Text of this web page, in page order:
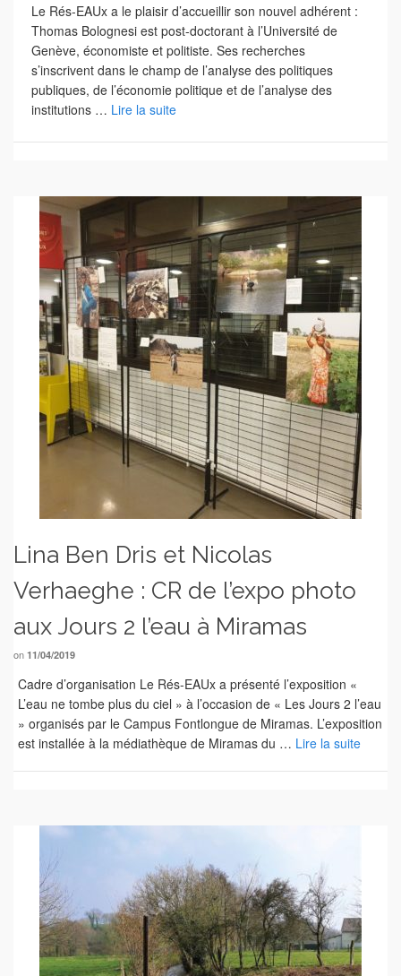
Le Rés-EAUx a le plaisir d’accueillir son nouvel adhérent :
Thomas Bolognesi est post-doctorant à l’Université de
Genève, économiste et politiste. Ses recherches
s’inscrivent dans le champ de l’analyse des politiques
publiques, de l’économie politique et de l’analyse des
institutions … Lire la suite
Lina Ben Dris et Nicolas
Verhaeghe : CR de l’expo photo
aux Jours 2 l’eau à Miramas
on 11/04/2019
Cadre d’organisation Le Rés-EAUx a présenté l’exposition «
L’eau ne tombe plus du ciel » à l’occasion de « Les Jours 2 l’eau
» organisés par le Campus Fontlongue de Miramas. L’exposition
est installée à la médiathèque de Miramas du … Lire la suite